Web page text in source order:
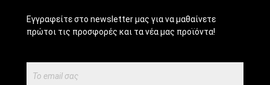
Εγγραφείτε στο newsletter μας για να μαθαίνετε
πρώτοι τις προσφορές και τα νέα μας προϊόντα!